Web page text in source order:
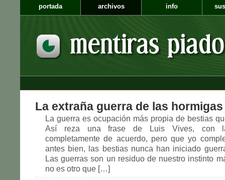
portada archivos info
La extraña guerra de las hormigas
La guerra es ocupación más propia de bestias
Así reza una frase de Luis Vives, con
completamente de acuerdo, pero que yo
antes bien, las bestias nunca han iniciado
Las guerras son un residuo de nuestro instinto
no es otro que […]